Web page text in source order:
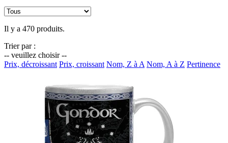
Il y a 470 produits.
Trier par :
-- veuillez choisir --
Prix, décroissant Prix, croissant Nom, Z à A Nom, A à Z Pertinence